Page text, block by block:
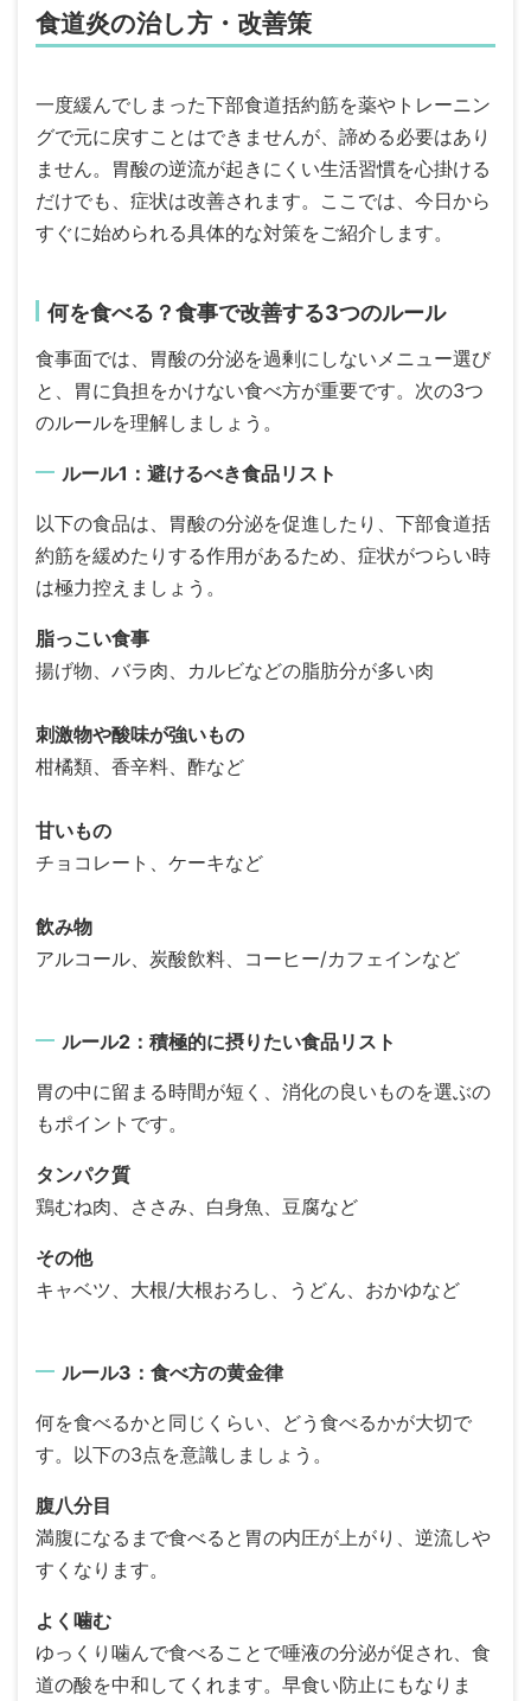
食道炎の治し方・改善策
一度緩んでしまった下部食道括約筋を薬やトレーニン
グで元に戻すことはできませんが、諦める必要はあり
ません。胃酸の逆流が起きにくい生活習慣を心掛ける
だけでも、症状は改善されます。ここでは、今日から
すぐに始められる具体的な対策をご紹介します。
何を食べる？食事で改善する3つのルール
食事面では、胃酸の分泌を過剰にしないメニュー選び
と、胃に負担をかけない食べ方が重要です。次の3つ
のルールを理解しましょう。
ルール1：避けるべき食品リスト
以下の食品は、胃酸の分泌を促進したり、下部食道括
約筋を緩めたりする作用があるため、症状がつらい時
は極力控えましょう。
脂っこい食事
揚げ物、バラ肉、カルビなどの脂肪分が多い肉
刺激物や酸味が強いもの
柑橘類、香辛料、酢など
甘いもの
チョコレート、ケーキなど
飲み物
アルコール、炭酸飲料、コーヒー/カフェインなど
ルール2：積極的に摂りたい食品リスト
胃の中に留まる時間が短く、消化の良いものを選ぶの
もポイントです。
タンパク質
鶏むね肉、ささみ、白身魚、豆腐など
その他
キャベツ、大根/大根おろし、うどん、おかゆなど
ルール3：食べ方の黄金律
何を食べるかと同じくらい、どう食べるかが大切で
す。以下の3点を意識しましょう。
腹八分目
満腹になるまで食べると胃の内圧が上がり、逆流しや
すくなります。
よく噛む
ゆっくり噛んで食べることで唾液の分泌が促され、食
道の酸を中和してくれます。早食い防止にもなりま